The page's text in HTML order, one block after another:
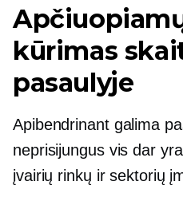
kūrimas
pasaulyje
Apibendrinant galima
neprisijungus vis dar
įvairių rinkų ir sektorių